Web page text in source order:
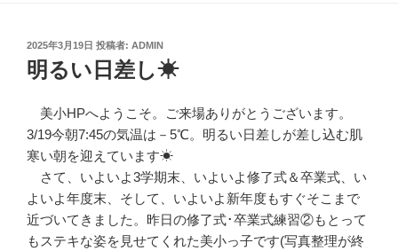
投
稿
日:
2025年3月19日 投稿者: ADMIN
明るい日差し☀
美小HPへようこそ。ご来場ありがとうございます。
3/19今朝7:45の気温は－5℃。明るい日差しが差し込む肌
寒い朝を迎えています☀
さて、いよいよ3学期末、いよいよ修了式＆卒業式、い
よいよ年度末、そして、いよいよ新年度もすぐそこまで
近づいてきました。昨日の修了式･卒業式練習②もとって
もステキな姿を見せてくれた美小っ子です(写真整理が終